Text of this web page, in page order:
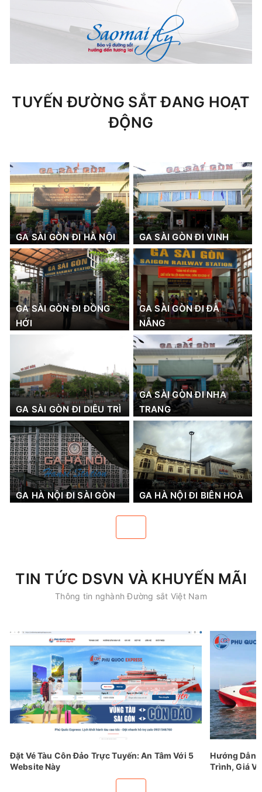
TUYẾN ĐƯỜNG SẮT ĐANG HOẠT
ĐỘNG
GA SÀI GÒN ĐI HÀ NỘI GA SÀI GÒN ĐI VINH
GA SÀI GÒN ĐI ĐỒNG
HỚI
GA SÀI GÒN ĐI ĐÀ
NẴNG
GA SÀI GÒN ĐI DIÊU TRÌ
GA SÀI GÒN ĐI NHA
TRANG
GA HÀ NỘI ĐI SÀI GÒN GA HÀ NỘI ĐI BIÊN HOÀ
TIN TỨC DSVN VÀ KHUYẾN MÃI
Thông tin nghành Đường sắt Việt Nam
Đặt Vé Tàu Côn Đảo Trực Tuyến: An Tâm Với 5
Website Này
Hướng Dẫn
Trình, Giá Vé